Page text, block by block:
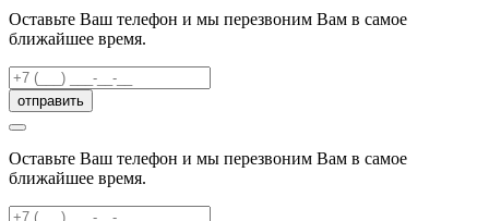
Оставьте Ваш телефон и мы перезвоним Вам в самое
ближайшее время.
отправить
Оставьте Ваш телефон и мы перезвоним Вам в самое
ближайшее время.